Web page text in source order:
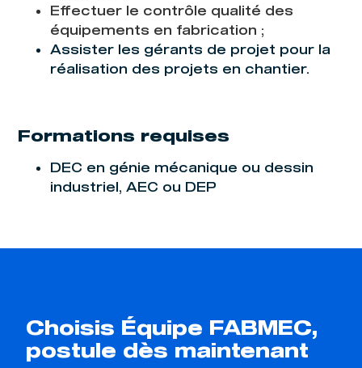
Effectuer le contrôle qualité des
équipements en fabrication ;
Assister les gérants de projet pour la
réalisation des projets en chantier.
Formations requises
DEC en génie mécanique ou dessin
industriel, AEC ou DEP
Choisis Équipe FABMEC,
postule dès maintenant